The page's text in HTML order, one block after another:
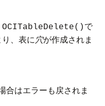
OCITableDelete() で
、表に 穴が作成されま
合はエラーも戻されま